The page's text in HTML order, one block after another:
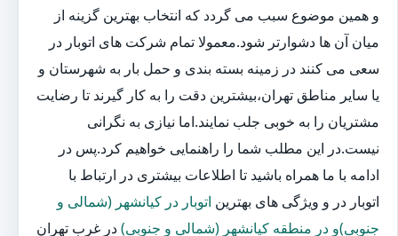
و همین موضوع سبب می گردد که انتخاب بهترین گزینه از
میان آن ها دشوارتر شود.معمولا تمام شرکت های اتوبار در
سعی می کنند در زمینه بسته بندی و حمل بار به شهرستان و
یا سایر مناطق تهران،بیشترین دقت را به کار گیرند تا رضایت
مشتریان را به خوبی جلب نمایند.اما نیازی به نگرانی
نیست.در این مطلب شما را راهنمایی خواهیم کرد.پس در
ادامه با ما همراه باشید تا اطلاعات بیشتری در ارتباط با
اتوبار در و ویژگی های بهترین اتوبار در کیانشهر (شمالی و
جنوبی)و در منطقه کیانشهر (شمالی و جنوبی)در غرب تهران